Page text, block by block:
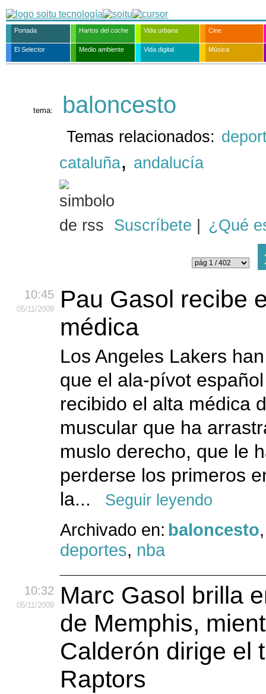
Portada Hartos del coche Vida urbana Cine
El Selector Medio ambiente Vida digital Música
tema: baloncesto
Temas relacionados:
cataluña, andalucía
Suscríbete ¿Qué
10:45
05/11/2009
Pau Gasol recibe
médica
Los Angeles Lakers
que el ala-pívot
recibido el alta médica
muscular que ha
muslo derecho, que le
perderse los primeros
la...
Seguir leyendo
Archivado en: baloncesto,
deportes, nba
10:32
05/11/2009
Marc Gasol brilla
de Memphis,
Calderón dirige el
Raptors